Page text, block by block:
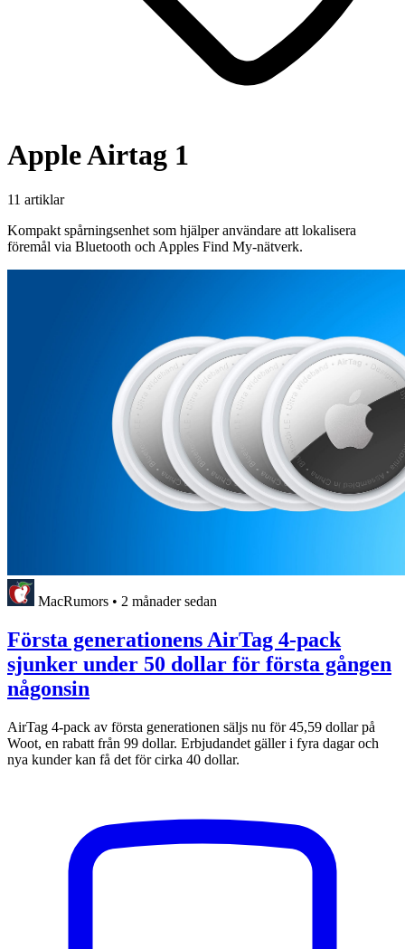
Apple Airtag 1
11 artiklar
Kompakt spårningsenhet som hjälper användare att lokalisera
föremål via Bluetooth och Apples Find My-nätverk.
MacRumors • 2 månader sedan
Första generationens AirTag 4-pack
sjunker under 50 dollar för första gången
någonsin
AirTag 4-pack av första generationen säljs nu för 45,59 dollar på
Woot, en rabatt från 99 dollar. Erbjudandet gäller i fyra dagar och
nya kunder kan få det för cirka 40 dollar.